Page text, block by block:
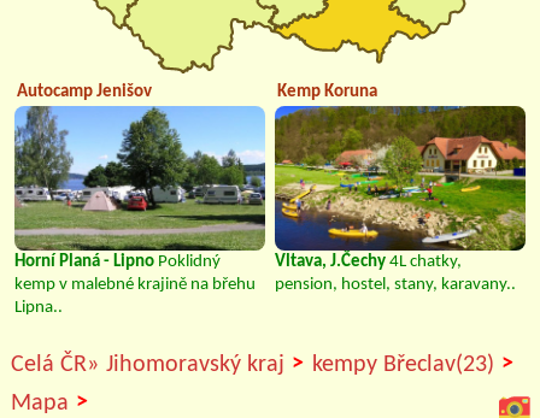
Autocamp Jenišov
Horní Planá - Lipno Poklidný
kemp v malebné krajině na břehu
Lipna..
Kemp Koruna
Vltava, J.Čechy 4L chatky,
pension, hostel, stany, karavany..
Celá ČR» Jihomoravský kraj > kempy Břeclav(23) >
Mapa >